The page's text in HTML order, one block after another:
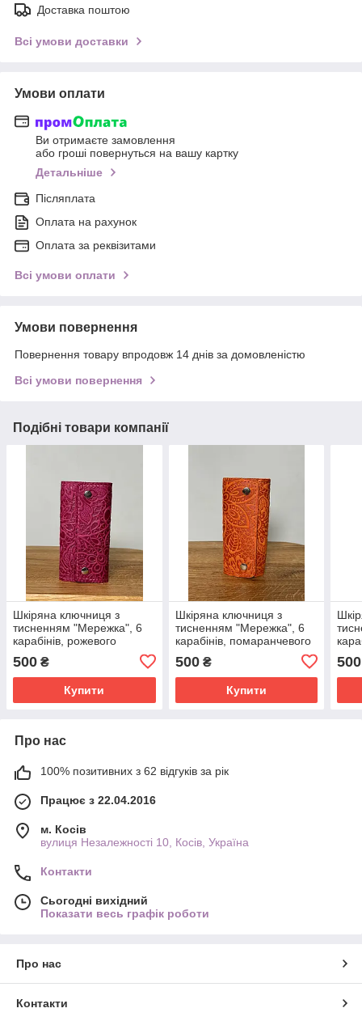
Доставка поштою
Всі умови доставки
Умови оплати
Ви отримаєте замовлення
або гроші повернуться на вашу картку
Детальніше
Післяплата
Оплата на рахунок
Оплата за реквізитами
Всі умови оплати
Умови повернення
Повернення товару впродовж 14 днів за домовленістю
Всі умови повернення
Подібні товари компанії
Шкіряна ключниця з
тисненням "Мережка", 6
карабінів, рожевого
500 ₴
Купити
Шкіряна ключниця з
тисненням "Мережка", 6
карабінів, помаранчевого
500₴
Купити
500
Про нас
100% позитивних з 62 відгуків за рік
Працює з 22.04.2016
м. Косів
вулиця Незалежності 10, Косів, Україна
Контакти
Сьогодні вихідний
Показати весь графік роботи
Про нас
Контакти